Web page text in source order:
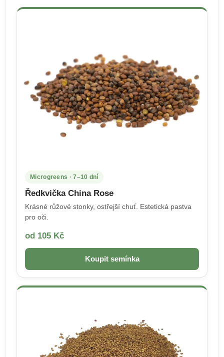
Microgreens · 7–10 dní
Ředkvička China Rose
Krásné růžové stonky, ostřejší chuť. Estetická pastva
pro oči.
od 105 Kč
Koupit semínka